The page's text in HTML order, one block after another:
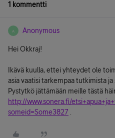
1 kommentti
A Anonymous
Hei Okkraj!
Ikävä kuulla, ettei yhteydet ole
asia vaatisi tarkempaa tutkimista
Pystytkö jättämään meille tästä
http://www.sonera.fi/
someid=Some3827